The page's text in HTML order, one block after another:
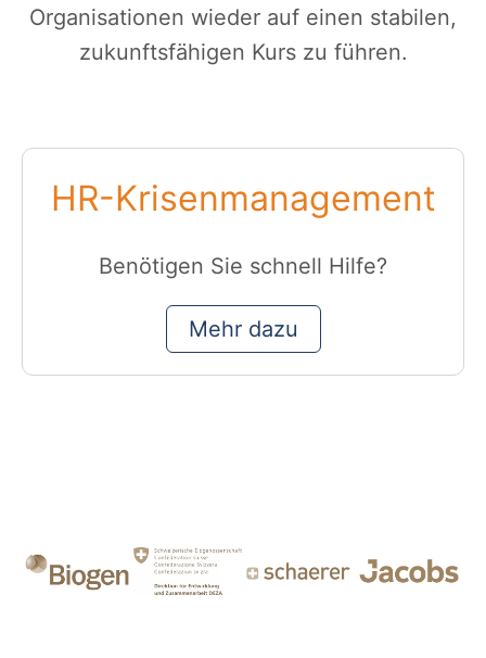
Organisationen wieder auf einen stabilen,
zukunftsfähigen Kurs zu führen.
HR-Krisenmanagement
Benötigen Sie schnell Hilfe?
Mehr dazu